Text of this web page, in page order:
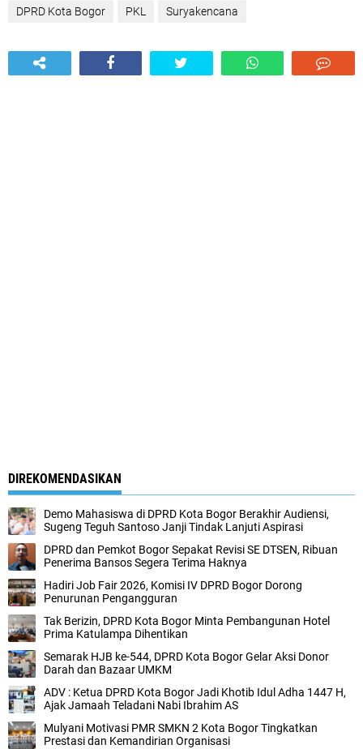
DPRD Kota Bogor PKL Suryakencana
DIREKOMENDASIKAN
Demo Mahasiswa di DPRD Kota Bogor Berakhir Audiensi,
Sugeng Teguh Santoso Janji Tindak Lanjuti Aspirasi
DPRD dan Pemkot Bogor Sepakat Revisi SE DTSEN, Ribuan
Penerima Bansos Segera Terima Haknya
Hadiri Job Fair 2026, Komisi IV DPRD Bogor Dorong
Penurunan Pengangguran
Tak Berizin, DPRD Kota Bogor Minta Pembangunan Hotel
Prima Katulampa Dihentikan
Semarak HJB ke-544, DPRD Kota Bogor Gelar Aksi Donor
Darah dan Bazaar UMKM
ADV : Ketua DPRD Kota Bogor Jadi Khotib Idul Adha 1447 H,
Ajak Jamaah Teladani Nabi Ibrahim AS
Mulyani Motivasi PMR SMKN 2 Kota Bogor Tingkatkan
Prestasi dan Kemandirian Organisasi